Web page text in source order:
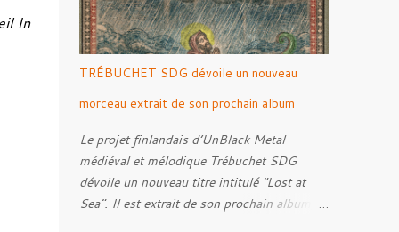
In
Vile 05. Revenge From Beyond 06. The
Sense Of Fear
TRÉBUCHET SDG dévoile un nouveau
morceau extrait de son prochain album
Le projet finlandais d’UnBlack Metal
médiéval et mélodique Trébuchet SDG
dévoile un nouveau titre intitulé "Lost at
Sea". Il est extrait de son prochain album,